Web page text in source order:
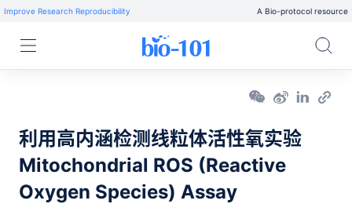
Improve Research Reproducibility A Bio-protocol resource
利用高内涵检测线粒体活性氧实验
Mitochondrial ROS (Reactive
Oxygen Species) Assay